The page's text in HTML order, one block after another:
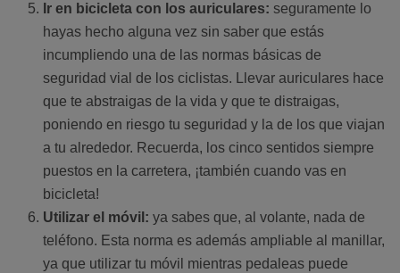
Ir en bicicleta con los auriculares: seguramente lo
hayas hecho alguna vez sin saber que estás
incumpliendo una de las normas básicas de
seguridad vial de los ciclistas. Llevar auriculares hace
que te abstraigas de la vida y que te distraigas,
poniendo en riesgo tu seguridad y la de los que viajan
a tu alrededor. Recuerda, los cinco sentidos siempre
puestos en la carretera, ¡también cuando vas en
bicicleta!
Utilizar el móvil: ya sabes que, al volante, nada de
teléfono. Esta norma es además ampliable al manillar,
ya que utilizar tu móvil mientras pedaleas puede